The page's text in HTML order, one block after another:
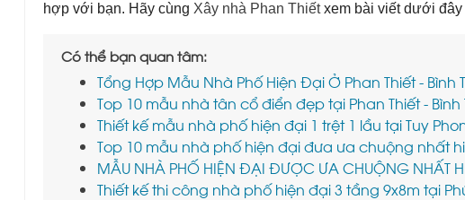
hợp với bạn. Hãy cùng Xây nhà Phan Thiếtxem bài viết dưới đây
Có thể bạn quan tâm:
Tổng Hợp Mẫu Nhà Phố Hiện Đại Ở Phan Thiết - Bình
Top 10 mẫu nhà tân cổ điển đẹp tại Phan Thiết - Bình
Thiết kế mẫu nhà phố hiện đại 1 trệt 1 lầu tại Tuy
Top 10 mẫu nhà phố hiện đại đưa ưa chuộng nhất
MẪU NHÀ PHỐ HIỆN ĐẠI ĐƯỢC ƯA CHUỘNG NHẤT
Thiết kế thi công nhà phố hiện đại 3 tầng 9x8m tại